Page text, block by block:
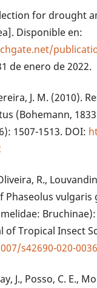
for drought
Disponible en:
de enero de 2022.
J. M. (2010).
(Bohemann,
1507-1513. DOI:
R.,
Phaseolus
Tropical Insect
s42690-020-
J., Posso, C. E.,